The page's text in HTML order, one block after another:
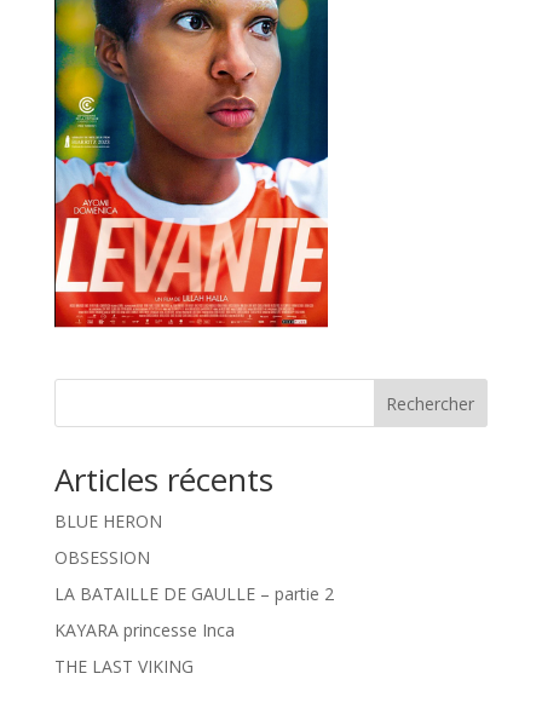
Rechercher
Articles récents
BLUE HERON
OBSESSION
LA BATAILLE DE GAULLE – partie 2
KAYARA princesse Inca
THE LAST VIKING